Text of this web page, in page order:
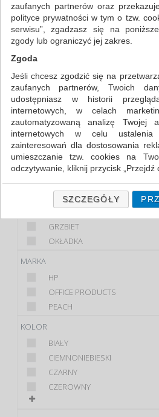
NAJCHĘTNIEJ WYBIERANE
PREZENTACJA
AKCESORIA DO LAMINACJI I
(115)
FILTRY
KLASA
EKONOMICZNE
PREMIUM
STANDARD
PRODUKT
FOLIA DO LAMINOWANIA
GRZBIET
OKŁADKA
MARKA
HP
OFFICE PRODUCTS
PEACH
KOLOR
BIAŁY
CIEMNONIEBIESKI
CZARNY
CZEROWNY
zaufanych partnerów oraz
polityce prywatności w tym o tzw.
serwisu”, zgadzasz się na
zgody lub ograniczyć jej zakres.
Zgoda
Jeśli chcesz zgodzić się na
zaufanych partnerów, Twoich
udostępniasz w historii
internetowych, w celach
zautomatyzowaną analizę Twojej
internetowych w celu ustalenia
zainteresowań dla dostosowania
umieszczanie tzw. cookies na
odczytywanie, kliknij przycisk „Przejdź
Jeśli nie chcesz wyrazić zgody lub
„Szczegóły”, gdzie znajdziesz
zrobić . Te same informacje
naszą polityką prywatności
W przypadku użytkowników
konta. Każda Państwa zgoda jest
Polityka prywatności (rozwiń)
Klauzula Informacyjna (rozwiń)
Lista Zaufanych Partnerów
SZCZEGÓŁY